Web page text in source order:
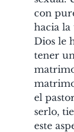
con
hacia la
Dios le
tener
el
serlo,
este